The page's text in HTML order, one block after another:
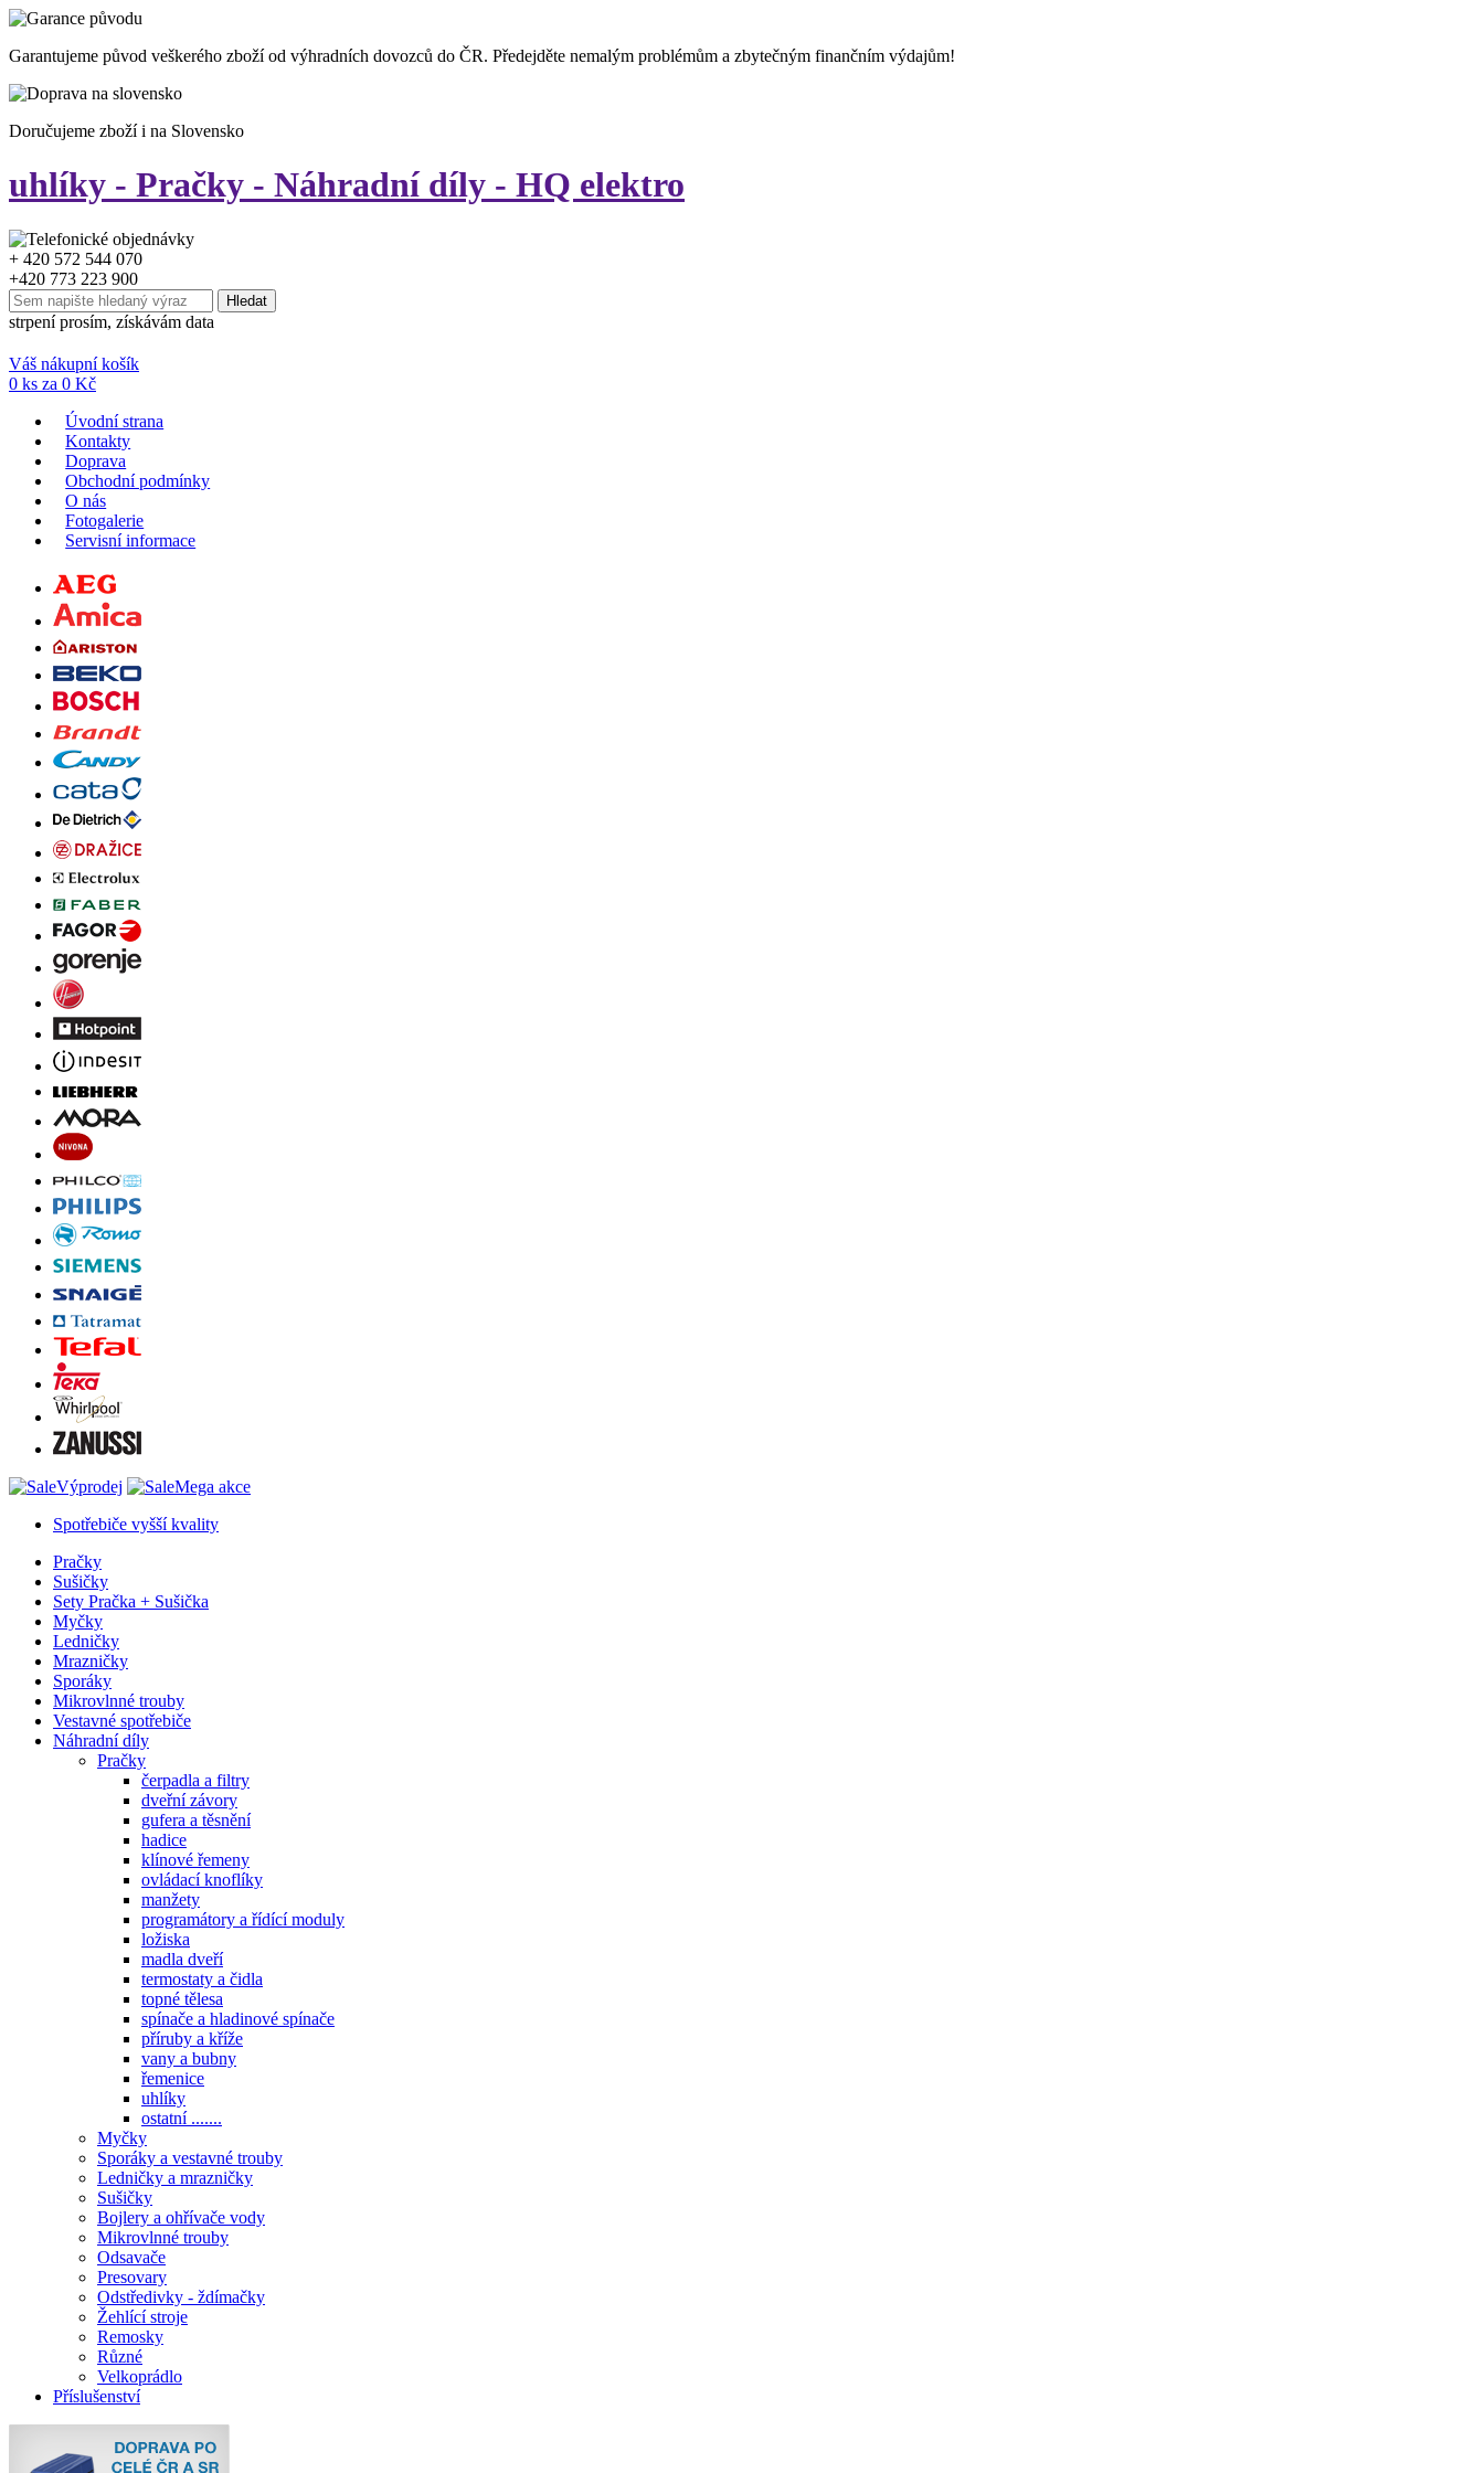
Garantujeme původ veškerého zboží od výhradních dovozců do ČR. Předejděte nemalým problémům a zbytečným finančním výdajům!
Doručujeme zboží i na Slovensko
uhlíky - Pračky - Náhradní díly - HQ elektro
+ 420 572 544 070
+420 773 223 900
strpení prosím, získávám data
Váš nákupní košík
0 ks za 0 Kč
Úvodní strana
Kontakty
Doprava
Obchodní podmínky
O nás
Fotogalerie
Servisní informace
Výprodej
Mega akce
Spotřebiče vyšší kvality
Pračky
Sušičky
Sety Pračka + Sušička
Myčky
Ledničky
Mrazničky
Sporáky
Mikrovlnné trouby
Vestavné spotřebiče
Náhradní díly
Pračky
čerpadla a filtry
dveřní závory
gufera a těsnění
hadice
klínové řemeny
ovládací knoflíky
manžety
programátory a řídící moduly
ložiska
madla dveří
termostaty a čidla
topné tělesa
spínače a hladinové spínače
příruby a kříže
vany a bubny
řemenice
uhlíky
ostatní .......
Myčky
Sporáky a vestavné trouby
Ledničky a mrazničky
Sušičky
Bojlery a ohřívače vody
Mikrovlnné trouby
Odsavače
Presovary
Odstředivky - ždímačky
Žehlící stroje
Remosky
Různé
Velkoprádlo
Příslušenství